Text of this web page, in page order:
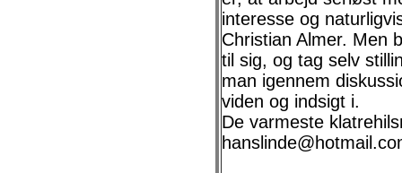
interesse og
Christian Almer. Men
til sig, og tag selv
man igennem
viden og indsigt i.
De varmeste